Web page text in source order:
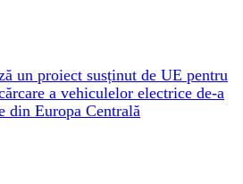
un proiect susținut de UE pentru
a vehiculelor electrice de-a
din Europa Centrală